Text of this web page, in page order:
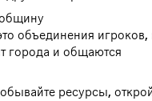
общину
объединения игроков,
города и общаются
ресурсы,